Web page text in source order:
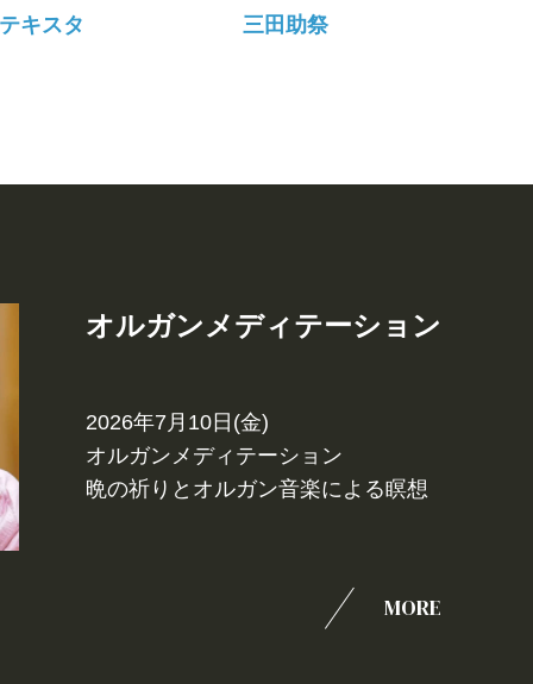
キスタ 三田助祭
オルガンメディテーション
2026年7月10日(金)
オルガンメディテーション
晩の祈りとオルガン音楽による瞑想
MORE